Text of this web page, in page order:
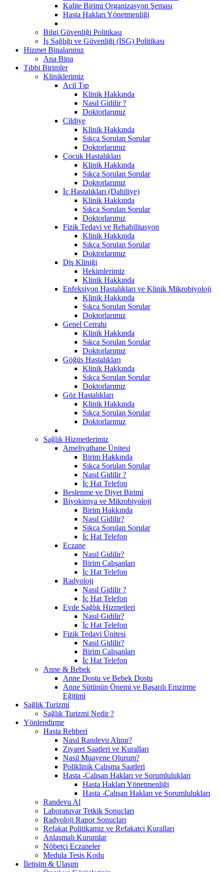
Kalite Birimi Organizasyon Şeması
Hasta Hakları Yönetmenliği
Bilgi Güvenliği Politikası
İş Sağlığı ve Güvenliği (İSG) Politikası
Hizmet Binalarımız
Ana Bina
Tıbbi Birimler
Kliniklerimiz
Acil Tıp
Klinik Hakkında
Nasıl Gidilir ?
Doktorlarımız
Cildiye
Klinik Hakkında
Sıkça Sorulan Sorular
Doktorlarımız
Çocuk Hastalıkları
Klinik Hakkında
Sıkça Sorulan Sorular
Doktorlarımız
İç Hastalıkları (Dahiliye)
Klinik Hakkında
Sıkça Sorulan Sorular
Doktorlarımız
Fizik Tedavi ve Rehabilitasyon
Klinik Hakkında
Sıkça Sorulan Sorular
Doktorlarımız
Diş Kliniği
Hekimlerimiz
Klinik Hakkında
Enfeksiyon Hastalıkları ve Klinik Mikrobiyoloji
Klinik Hakkında
Sıkça Sorulan Sorular
Doktorlarımız
Genel Cerrahi
Klinik Hakkında
Sıkça Sorulan Sorular
Doktorlarımız
Göğüs Hastalıkları
Klinik Hakkında
Sıkça Sorulan Sorular
Doktorlarımız
Göz Hastalıkları
Klinik Hakkında
Sıkça Sorulan Sorular
Doktorlarımız
Sağlık Hizmetlerimiz
Ameliyathane Ünitesi
Birim Hakkında
Sıkça Sorulan Sorular
Nasıl Gidilir ?
İç Hat Telefon
Beslenme ve Diyet Birimi
Biyokimya ve Mikrobiyoloji
Birim Hakkında
Nasıl Gidilir?
Sıkça Sorulan Sorular
İç Hat Telefon
Eczane
Nasıl Gidilir?
Birim Çalışanları
İç Hat Telefon
Radyoloji
Nasıl Gidilir ?
İç Hat Telefon
Evde Sağlık Hizmetleri
Nasıl Gidilir?
İç Hat Telefon
Fizik Tedavi Ünitesi
Nasıl Gidilir?
Birim Çalışanları
İç Hat Telefon
Anne & Bebek
Anne Dostu ve Bebek Dostu
Anne Sütünün Önemi ve Başarılı Emzirme
Eğitimi
Sağlık Turizmi
Sağlık Turizmi Nedir ?
Yönlendirme
Hasta Rehberi
Nasıl Randevu Alınır?
Ziyaret Saatleri ve Kuralları
Nasıl Muayene Olurum?
Poliklinik Çalışma Saatleri
Hasta -Çalışan Hakları ve Sorumlulukları
Hasta Hakları Yönetmenliği
Hasta -Çalışan Hakları ve Sorumlulukları
Randevu Al
Laboratuvar Tetkik Sonuçları
Radyoloji Rapor Sonuçları
Refakat Politikamız ve Refakatçi Kuralları
Anlaşmalı Kurumlar
Nöbetçi Eczaneler
Medula Tesis Kodu
İletişim & Ulaşım